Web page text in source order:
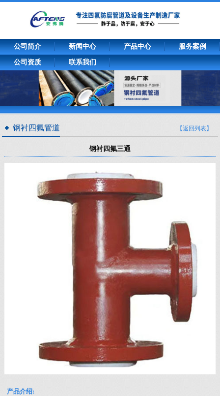
公司简介 新闻中心 产品中心 服务案例
公司资质 联系我们
钢衬四氟管道 【返回列表】
钢衬四氟三通
产品介绍: